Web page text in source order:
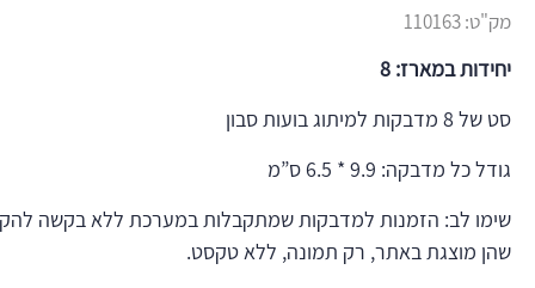
מק"ט:110163
יחידות במארז: 8
סט של 8 מדבקות למיתוג בועות סבון
גודל כל מדבקה: 9.9 * 6.5 ס”מ
שימו לב: הזמנות למדבקות שמתקבלות במערכת ללא בקשה
שהן מוצגת באתר, רק תמונה, ללא טקסט.